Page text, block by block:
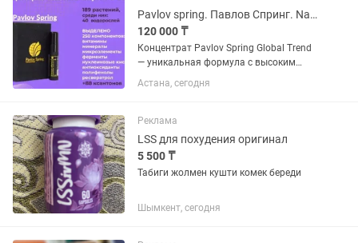
Pavlov spring. Павлов Спринг. Nano balsam. Нано бальзам. Доставка. Оригинал
120 000 ₸
Концентрат Pavlov Spring Global Trend
— уникальная формула с высоким
содержанием коэнзима Q₁₀, известного
своей способностью усиливать
— 189 растительных...
Астана, сегодня
Реклама
LSS для похудения оригинал
5 500 ₸
Табиги жолмен кушти комек береди
Шымкент, сегодня